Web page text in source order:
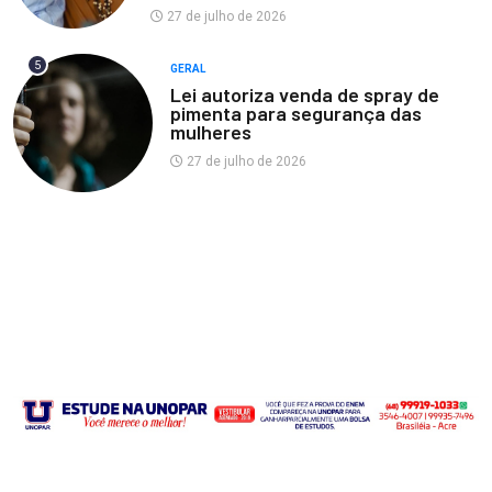
27 de julho de 2026
5 GERAL
Lei autoriza venda de spray de
pimenta para segurança das
mulheres
27 de julho de 2026